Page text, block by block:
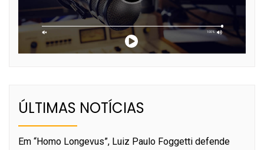
ÚLTIMAS NOTÍCIAS
Em “Homo Longevus”, Luiz Paulo Foggetti defende